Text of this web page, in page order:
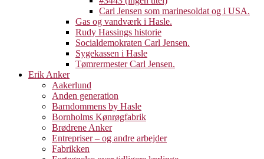
Carl Jensen som marinesoldat og i USA.
Gas og vandværk i Hasle.
Rudy Hassings historie
Socialdemokraten Carl Jensen.
Sygekassen i Hasle
Tømrermester Carl Jensen.
Erik Anker
Aakerlund
Anden generation
Barndommens by Hasle
Bornholms Kønrøgfabrik
Brødrene Anker
Entrepriser – og andre arbejder
Fabrikken